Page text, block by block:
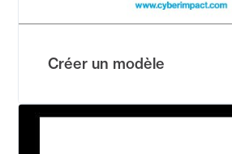
Créer un modèle